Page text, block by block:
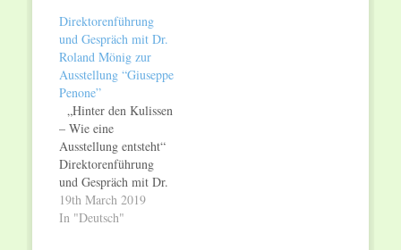
italienischen
Gegenwartskunst. Er
wurde mit
Einzelausstellungen in
der ganzen Welt
gewürdigt, war
mehrfach Teilnehmer
u.a. der documenta
und der Biennale von
Venedig und erhielt
2014 den Praemium…
Direktorenführung
und Gespräch mit Dr.
Roland Mönig zur
Ausstellung “Giuseppe
Penone”
„Hinter den Kulissen
– Wie eine
Ausstellung entsteht“
Direktorenführung
und Gespräch mit Dr.
Roland Mönig zur
Ausstellung „Giuseppe
19th March 2019
In "Deutsch"